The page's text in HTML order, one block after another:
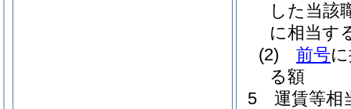
した当該
に相当す
(2)
前号
る額
5
運賃等相